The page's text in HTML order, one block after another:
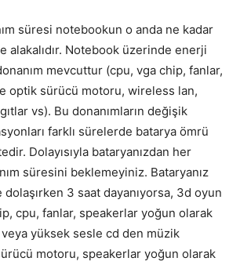
süresi notebookun o anda ne kadar
alakalıdır. Notebook üzerinde enerji
mevcuttur (cpu, vga chip, fanlar,
optik sürücü motoru, wireless lan,
vs). Bu donanımların değişik
farklı sürelerde batarya ömrü
Dolayısıyla bataryanızdan her
süresini beklemeyiniz. Bataryanız
3 saat dayanıyorsa, 3d oyun
cpu, fanlar, speakerlar yoğun olarak
yüksek sesle cd den müzik
motoru, speakerlar yoğun olarak